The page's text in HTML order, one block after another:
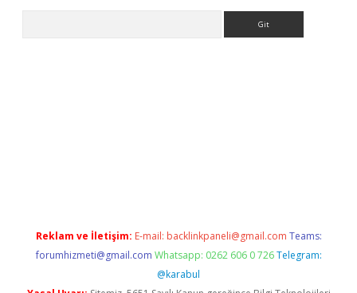
Reklam ve İletişim: E-mail: backlinkpaneli@gmail.com Teams:
forumhizmeti@gmail.com Whatsapp: 0262 606 0 726 Telegram:
@karabul